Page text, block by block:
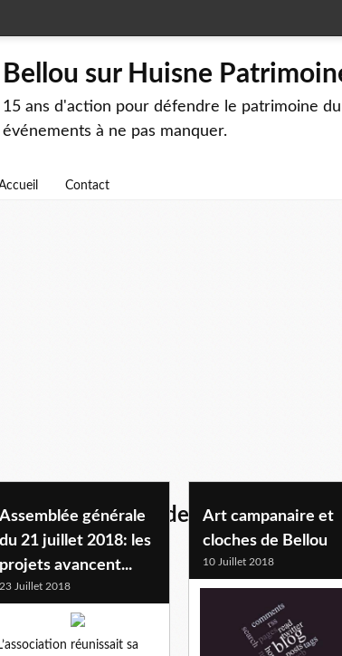
Bellou sur Huisne
15 ans d'action pour défendre le patrimoine
événements à ne pas manquer.
Contact
de l'eglise de bellou
Assemblée générale
du 21 juillet 2018: les
projets avancent...
23 Juillet 2018
réunissait sa
Art campanaire et
cloches de Bellou
10 Juillet 2018